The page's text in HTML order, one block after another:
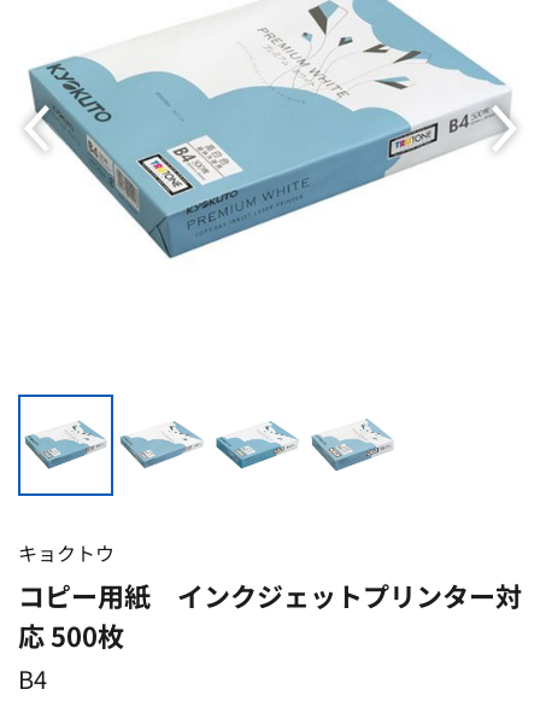
キョクトウ
コピー用紙 インクジェットプリンター対
応 500枚
B4